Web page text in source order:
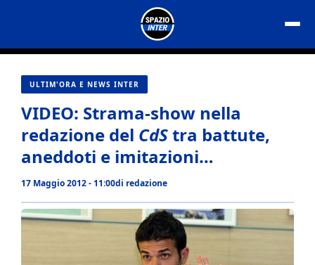
contenuto
ULTIM'ORA E NEWS INTER
VIDEO: Strama-show nella
redazione del CdStra battute,
aneddoti e imitazioni…
17 Maggio 2012 - 11:00di redazione